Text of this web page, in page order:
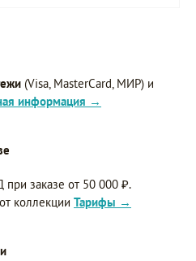
(Visa, MasterCard, МИР) и
информация →
заказе от 50 000 ₽.
коллекции Тарифы →